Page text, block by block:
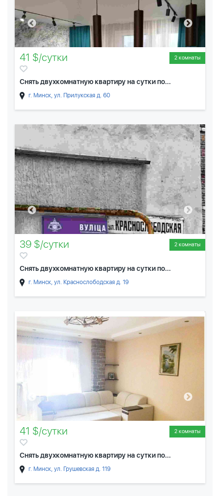
2 комнаты
41 $/сутки
Снять двухкомнатную квартиру на сутки по...
г. Минск, ул. Прилукская д. 60
2 комнаты
39 $/сутки
Снять двухкомнатную квартиру на сутки по...
г. Минск, ул. Краснослободская д. 19
2 комнаты
41 $/сутки
Снять двухкомнатную квартиру на сутки по...
г. Минск, ул. Грушевская д. 119